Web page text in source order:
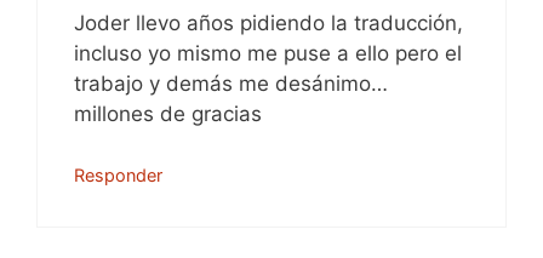
Joder llevo años pidiendo la traducción,
incluso yo mismo me puse a ello pero el
trabajo y demás me desánimo…
millones de gracias
Responder